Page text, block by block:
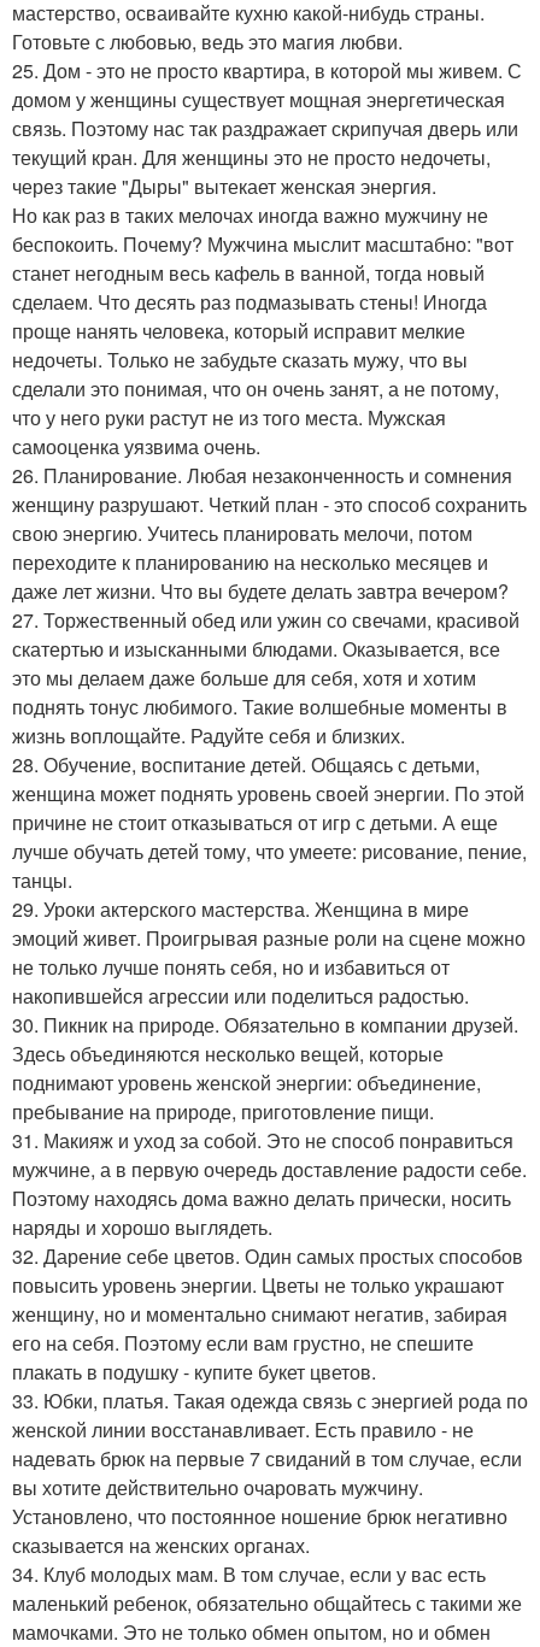
мастерство, осваивайте кухню какой-нибудь страны.
Готовьте с любовью, ведь это магия любви.
25. Дом - это не просто квартира, в которой мы живем. С
домом у женщины существует мощная энергетическая
связь. Поэтому нас так раздражает скрипучая дверь или
текущий кран. Для женщины это не просто недочеты,
через такие "Дыры" вытекает женская энергия.
Но как раз в таких мелочах иногда важно мужчину не
беспокоить. Почему? Мужчина мыслит масштабно: "вот
станет негодным весь кафель в ванной, тогда новый
сделаем. Что десять раз подмазывать стены! Иногда
проще нанять человека, который исправит мелкие
недочеты. Только не забудьте сказать мужу, что вы
сделали это понимая, что он очень занят, а не потому,
что у него руки растут не из того места. Мужская
самооценка уязвима очень.
26. Планирование. Любая незаконченность и сомнения
женщину разрушают. Четкий план - это способ сохранить
свою энергию. Учитесь планировать мелочи, потом
переходите к планированию на несколько месяцев и
даже лет жизни. Что вы будете делать завтра вечером?
27. Торжественный обед или ужин со свечами, красивой
скатертью и изысканными блюдами. Оказывается, все
это мы делаем даже больше для себя, хотя и хотим
поднять тонус любимого. Такие волшебные моменты в
жизнь воплощайте. Радуйте себя и близких.
28. Обучение, воспитание детей. Общаясь с детьми,
женщина может поднять уровень своей энергии. По этой
причине не стоит отказываться от игр с детьми. А еще
лучше обучать детей тому, что умеете: рисование, пение,
танцы.
29. Уроки актерского мастерства. Женщина в мире
эмоций живет. Проигрывая разные роли на сцене можно
не только лучше понять себя, но и избавиться от
накопившейся агрессии или поделиться радостью.
30. Пикник на природе. Обязательно в компании друзей.
Здесь объединяются несколько вещей, которые
поднимают уровень женской энергии: объединение,
пребывание на природе, приготовление пищи.
31. Макияж и уход за собой. Это не способ понравиться
мужчине, а в первую очередь доставление радости себе.
Поэтому находясь дома важно делать прически, носить
наряды и хорошо выглядеть.
32. Дарение себе цветов. Один самых простых способов
повысить уровень энергии. Цветы не только украшают
женщину, но и моментально снимают негатив, забирая
его на себя. Поэтому если вам грустно, не спешите
плакать в подушку - купите букет цветов.
33. Юбки, платья. Такая одежда связь с энергией рода по
женской линии восстанавливает. Есть правило - не
надевать брюк на первые 7 свиданий в том случае, если
вы хотите действительно очаровать мужчину.
Установлено, что постоянное ношение брюк негативно
сказывается на женских органах.
34. Клуб молодых мам. В том случае, если у вас есть
маленький ребенок, обязательно общайтесь с такими же
мамочками. Это не только обмен опытом, но и обмен